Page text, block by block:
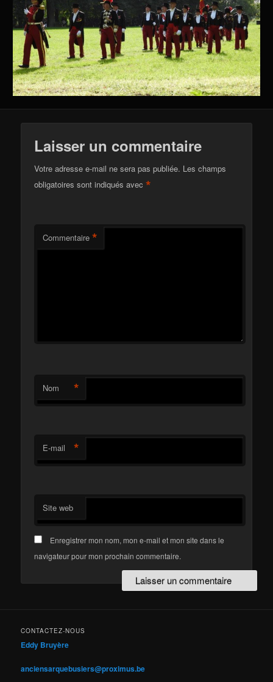
Laisser un commentaire
Votre adresse e-mail ne sera pas publiée. Les champs
obligatoires sont indiqués avec*
Commentaire *
Nom *
E-mail *
Site web
Enregistrer mon nom, mon e-mail et mon site dans le
navigateur pour mon prochain commentaire.
CONTACTEZ-NOUS
Eddy Bruyère
anciensarquebusiers@proximus.be